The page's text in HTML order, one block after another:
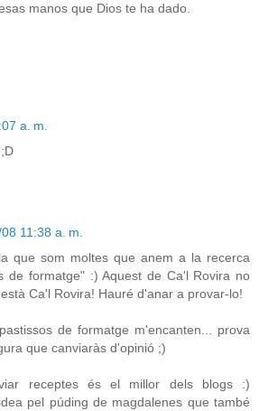
manos que Dios te ha dado.
a. m.
11:38 a. m.
que som moltes que anem a la recerca
de formatge" :) Aquest de Ca'l Rovira no
Ca'l Rovira! Hauré d'anar a provar-lo!
de formatge m'encanten... prova
que canviaràs d'opinió ;)
receptes és el millor dels blogs :)
pel púding de magdalenes que també